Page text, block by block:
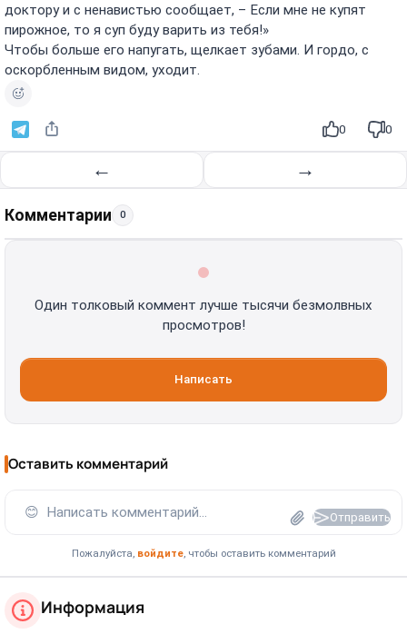
доктору и с ненавистью сообщает, – Если мне не купят
пирожное, то я суп буду варить из тебя!»
Чтобы больше его напугать, щелкает зубами. И гордо, с
оскорбленным видом, уходит.
0 0
← →
Комментарии 0
Один толковый коммент лучше тысячи безмолвных
просмотров!
Написать
Оставить комментарий
😊 Написать комментарий... Отправить
Пожалуйста, войдите, чтобы оставить комментарий
Информация